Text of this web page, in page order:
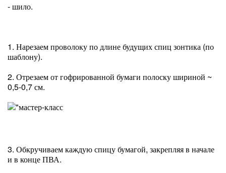
- шило.
1. Нарезаем проволоку по длине будущих спиц зонтика (по
шаблону).
2. Отрезаем от гофрированной бумаги полоску шириной ~
0,5-0,7 см.
3. Обкручиваем каждую спицу бумагой, закрепляя в начале
и в конце ПВА.